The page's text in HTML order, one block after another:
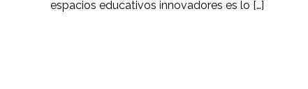
espacios educativos innovadores es lo […]